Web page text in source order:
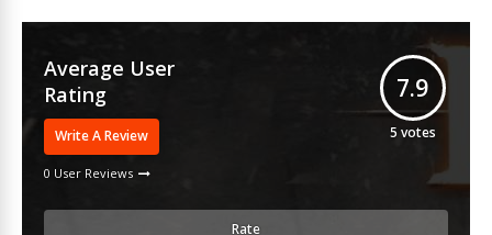
Average User
Rating
Write A Review
0 User Reviews
7.9
5 votes
Rate